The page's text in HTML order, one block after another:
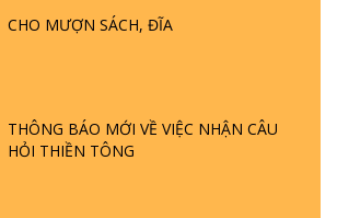
CHO MƯỢN SÁCH, ĐĨA
THÔNG BÁO MỚI VỀ VIỆC NHẬN CÂU
HỎI THIỀN TÔNG
HỘI GÌ? TỬ VÌ ĐẠO
PHẬT GIỚI CÓ THỜI GIAN KHÔNG? |
TTTD